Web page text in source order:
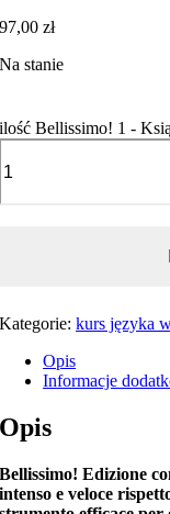
97,00zł
Na stanie
ilość Bellissimo! 1 -
Kategorie:kurs języka
Opis
Informacje
Opis
Bellissimo! Edizione
intenso e veloce